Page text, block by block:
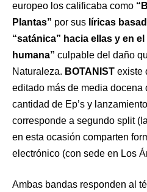
europeo los calificaba como
Plantas” por sus líricas
“satánica” hacia ellas y en
humana” culpable del daño
Naturaleza. BOTANIST existe
editado más de media docena
cantidad de Ep’s y
corresponde a segundo split
en esta ocasión comparten
electrónico (con sede en Los
Ambas bandas responden al